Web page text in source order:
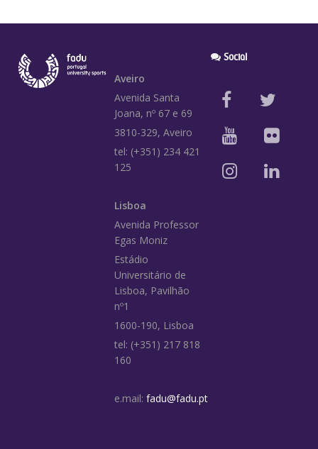
Aveiro
Avenida Santa
Joana, nº 67 e 69
3810-329, Aveiro
tel: (+351) 234 421
125
Lisboa
Avenida Professor
Egas Moniz
Estádio
Universitário de
Lisboa, Pavilhão
nº1
1600-190, Lisboa
tel: (+351) 217 818
160
e.mail: fadu@fadu.pt
Social